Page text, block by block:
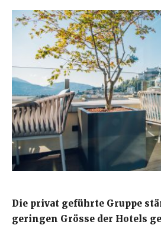
Die privat geführte Gruppe
geringen Grösse der Hotels